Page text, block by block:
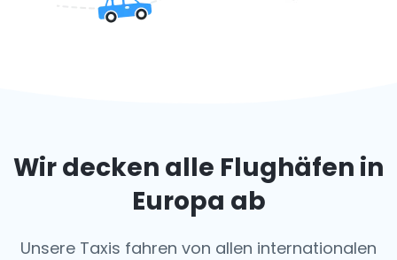
Wir decken alle Flughäfen in
Europa ab
Unsere Taxis fahren von allen internationalen